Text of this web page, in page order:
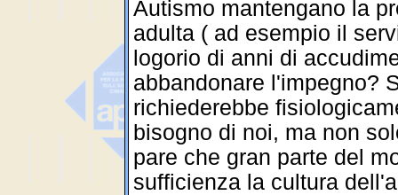
Autismo mantengano la
adulta ( ad esempio il
logorio di anni di
abbandonare l'impegno?
richiederebbe
bisogno di noi, ma non
pare che gran parte del
sufficienza la cultura